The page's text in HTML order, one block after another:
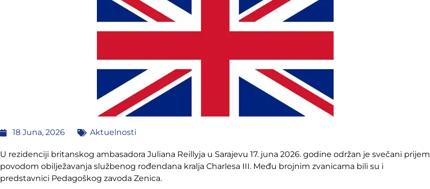
18 Juna, 2026 Aktuelnosti
U rezidenciji britanskog ambasadora Juliana Reillyja u Sarajevu 17. juna 2026. godine održan je svečani prijem
povodom obilježavanja službenog rođendana kralja Charlesa III. Među brojnim zvanicama bili su i
predstavnici Pedagoškog zavoda Zenica.